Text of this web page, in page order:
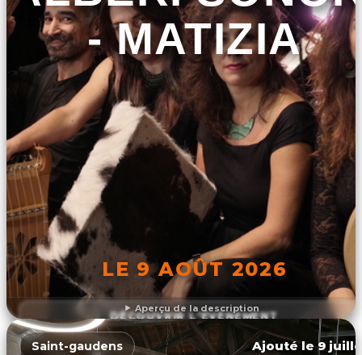
Aperçu de la description
- MATIZIA
LE 9 AOÛT 2026
DÉCOUVRIR L'ÉVÉNEMENT
Saint-gaudens Ajouté le 9